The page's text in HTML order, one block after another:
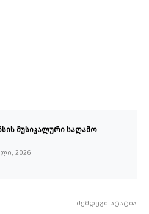
მუსიკალური საღამო
2026
შემდეგი სტატია